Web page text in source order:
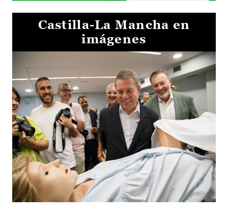
Castilla-La Mancha en
imágenes